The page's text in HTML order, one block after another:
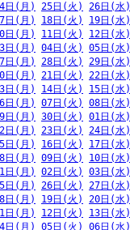
日(月) 25日(火) 26日(水)
日(月) 18日(火) 19日(水)
日(月) 11日(火) 12日(水)
日(月) 04日(火) 05日(水)
日(月) 28日(火) 29日(水)
日(月) 21日(火) 22日(水)
日(月) 14日(火) 15日(水)
日(月) 07日(火) 08日(水)
日(月) 30日(火) 01日(水)
日(月) 23日(火) 24日(水)
日(月) 16日(火) 17日(水)
日(月) 09日(火) 10日(水)
日(月) 02日(火) 03日(水)
日(月) 26日(火) 27日(水)
日(月) 19日(火) 20日(水)
日(月) 12日(火) 13日(水)
日(月) 05日(火) 06日(水)